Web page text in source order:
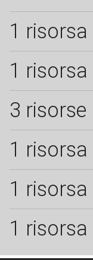
1 risorsa
1 risorsa
3 risorse
1 risorsa
1 risorsa
1 risorsa